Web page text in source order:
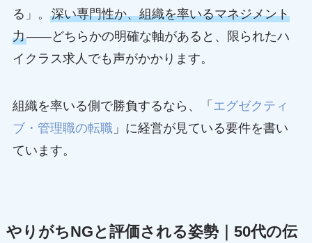
る」。 深い専門性か、組織を率いるマネジメント
力——どちらかの明確な軸があると、限られたハ
イクラス求人でも声がかかります。
組織を率いる側で勝負するなら、「 エグゼクティ
ブ・管理職の転職 」に経営が見ている要件を書い
ています。
やりがちNGと評価される姿勢｜50代の伝